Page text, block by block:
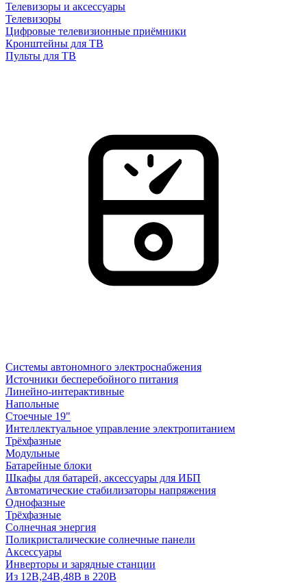
Телевизоры и аксессуары
Телевизоры
Цифровые телевизионные приёмники
Кронштейны для ТВ
Пульты для ТВ
Системы автономного электроснабжения
Источники бесперебойного питания
Линейно-интерактивные
Напольные
Стоечные 19"
Интеллектуальное управление электропитанием
Трёхфазные
Модульные
Батарейные блоки
Шкафы для батарей, аксессуары для ИБП
Автоматические стабилизаторы напряжения
Однофазные
Трёхфазные
Солнечная энергия
Поликристалические солнечные панели
Аксессуары
Инверторы и зарядные станции
Из 12В,24В,48В в 220В